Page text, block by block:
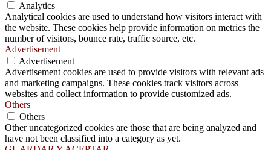
Analytics
Analytical cookies are used to understand how visitors interact with
the website. These cookies help provide information on metrics the
number of visitors, bounce rate, traffic source, etc.
Advertisement
Advertisement
Advertisement cookies are used to provide visitors with relevant ads
and marketing campaigns. These cookies track visitors across
websites and collect information to provide customized ads.
Others
Others
Other uncategorized cookies are those that are being analyzed and
have not been classified into a category as yet.